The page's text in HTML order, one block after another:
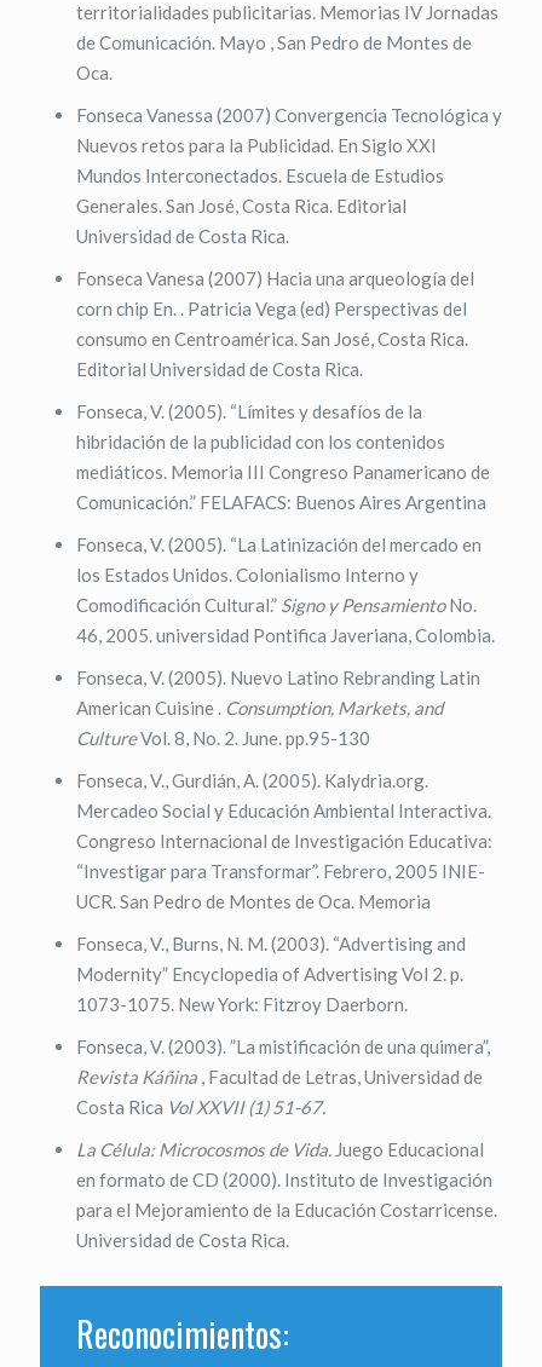
territorialidades publicitarias. Memorias IV Jornadas
de Comunicación. Mayo , San Pedro de Montes de
Oca.
Fonseca Vanessa (2007) Convergencia Tecnológica y
Nuevos retos para la Publicidad. En Siglo XXI
Mundos Interconectados. Escuela de Estudios
Generales. San José, Costa Rica. Editorial
Universidad de Costa Rica.
Fonseca Vanesa (2007) Hacia una arqueología del
corn chip En. . Patricia Vega (ed) Perspectivas del
consumo en Centroamérica. San José, Costa Rica.
Editorial Universidad de Costa Rica.
Fonseca, V. (2005). “Límites y desafíos de la
hibridación de la publicidad con los contenidos
mediáticos. Memoria III Congreso Panamericano de
Comunicación.” FELAFACS: Buenos Aires Argentina
Fonseca, V. (2005). “La Latinización del mercado en
los Estados Unidos. Colonialismo Interno y
Comodificación Cultural.” Signo y PensamientoNo.
46, 2005. universidad Pontifica Javeriana, Colombia.
Fonseca, V. (2005). Nuevo Latino Rebranding Latin
American Cuisine . Consumption, Markets, and
CultureVol. 8, No. 2. June. pp.95-130
Fonseca, V., Gurdián, A. (2005). Kalydria.org.
Mercadeo Social y Educación Ambiental Interactiva.
Congreso Internacional de Investigación Educativa:
“Investigar para Transformar”. Febrero, 2005 INIE-
UCR. San Pedro de Montes de Oca. Memoria
Fonseca, V., Burns, N. M. (2003). “Advertising and
Modernity” Encyclopedia of Advertising Vol 2. p.
1073-1075. New York: Fitzroy Daerborn.
Fonseca, V. (2003). ”La mistificación de una quimera”,
Revista Káñina , Facultad de Letras, Universidad de
Costa Rica Vol XXVII (1) 51-67.
La Célula: Microcosmos de Vida. Juego Educacional
en formato de CD (2000). Instituto de Investigación
para el Mejoramiento de la Educación Costarricense.
Universidad de Costa Rica.
Reconocimientos: